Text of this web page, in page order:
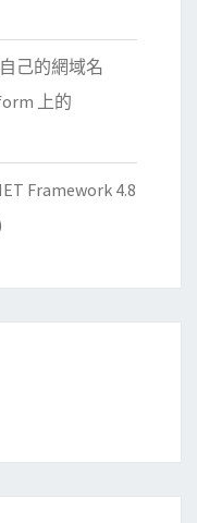
己的網域名
上的
Framework 4.8